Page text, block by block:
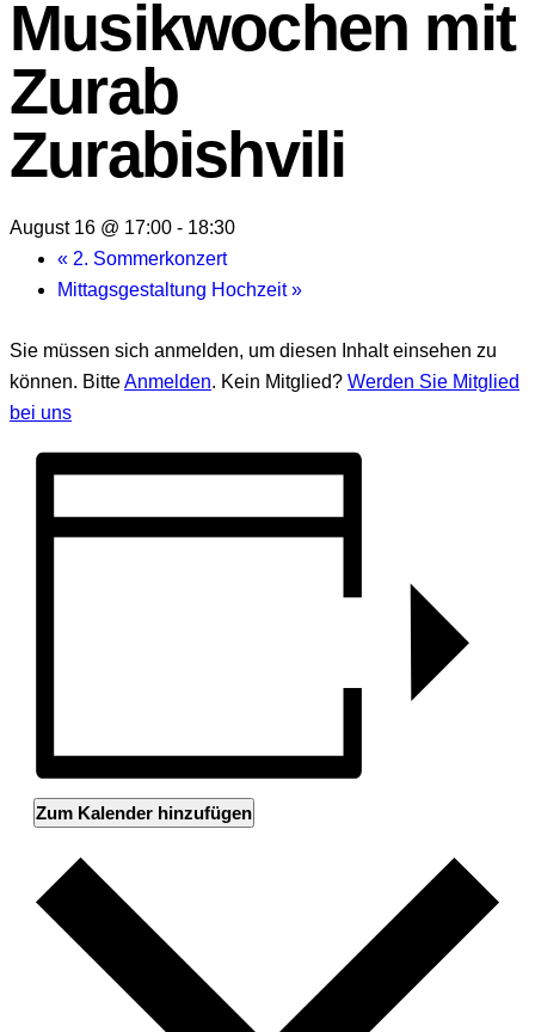
Musikwochen mit
Zurab
Zurabishvili
August 16 @ 17:00 - 18:30
« 2. Sommerkonzert
Mittagsgestaltung Hochzeit»
Sie müssen sich anmelden, um diesen Inhalt einsehen zu
können. BitteAnmelden. Kein Mitglied? Werden Sie Mitglied
bei uns
Zum Kalender hinzufügen